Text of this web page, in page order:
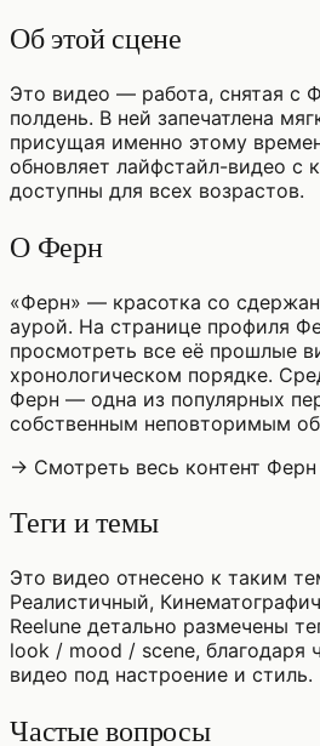
Об этой сцене
Это видео — работа, снятая с
полдень. В ней запечатлена
присущая именно этому
обновляет лайфстайл-видео с
доступны для всех возрастов.
О Ферн
«Ферн» — красотка со
аурой. На странице профиля
просмотреть все её прошлые
хронологическом порядке.
Ферн — одна из популярных
собственным неповторимым
→ Смотреть весь контент Ферн
Теги и темы
Это видео отнесено к таким
Реалистичный,
Reelune детально размечены
look / mood / scene, благодаря
видео под настроение и стиль.
Частые вопросы